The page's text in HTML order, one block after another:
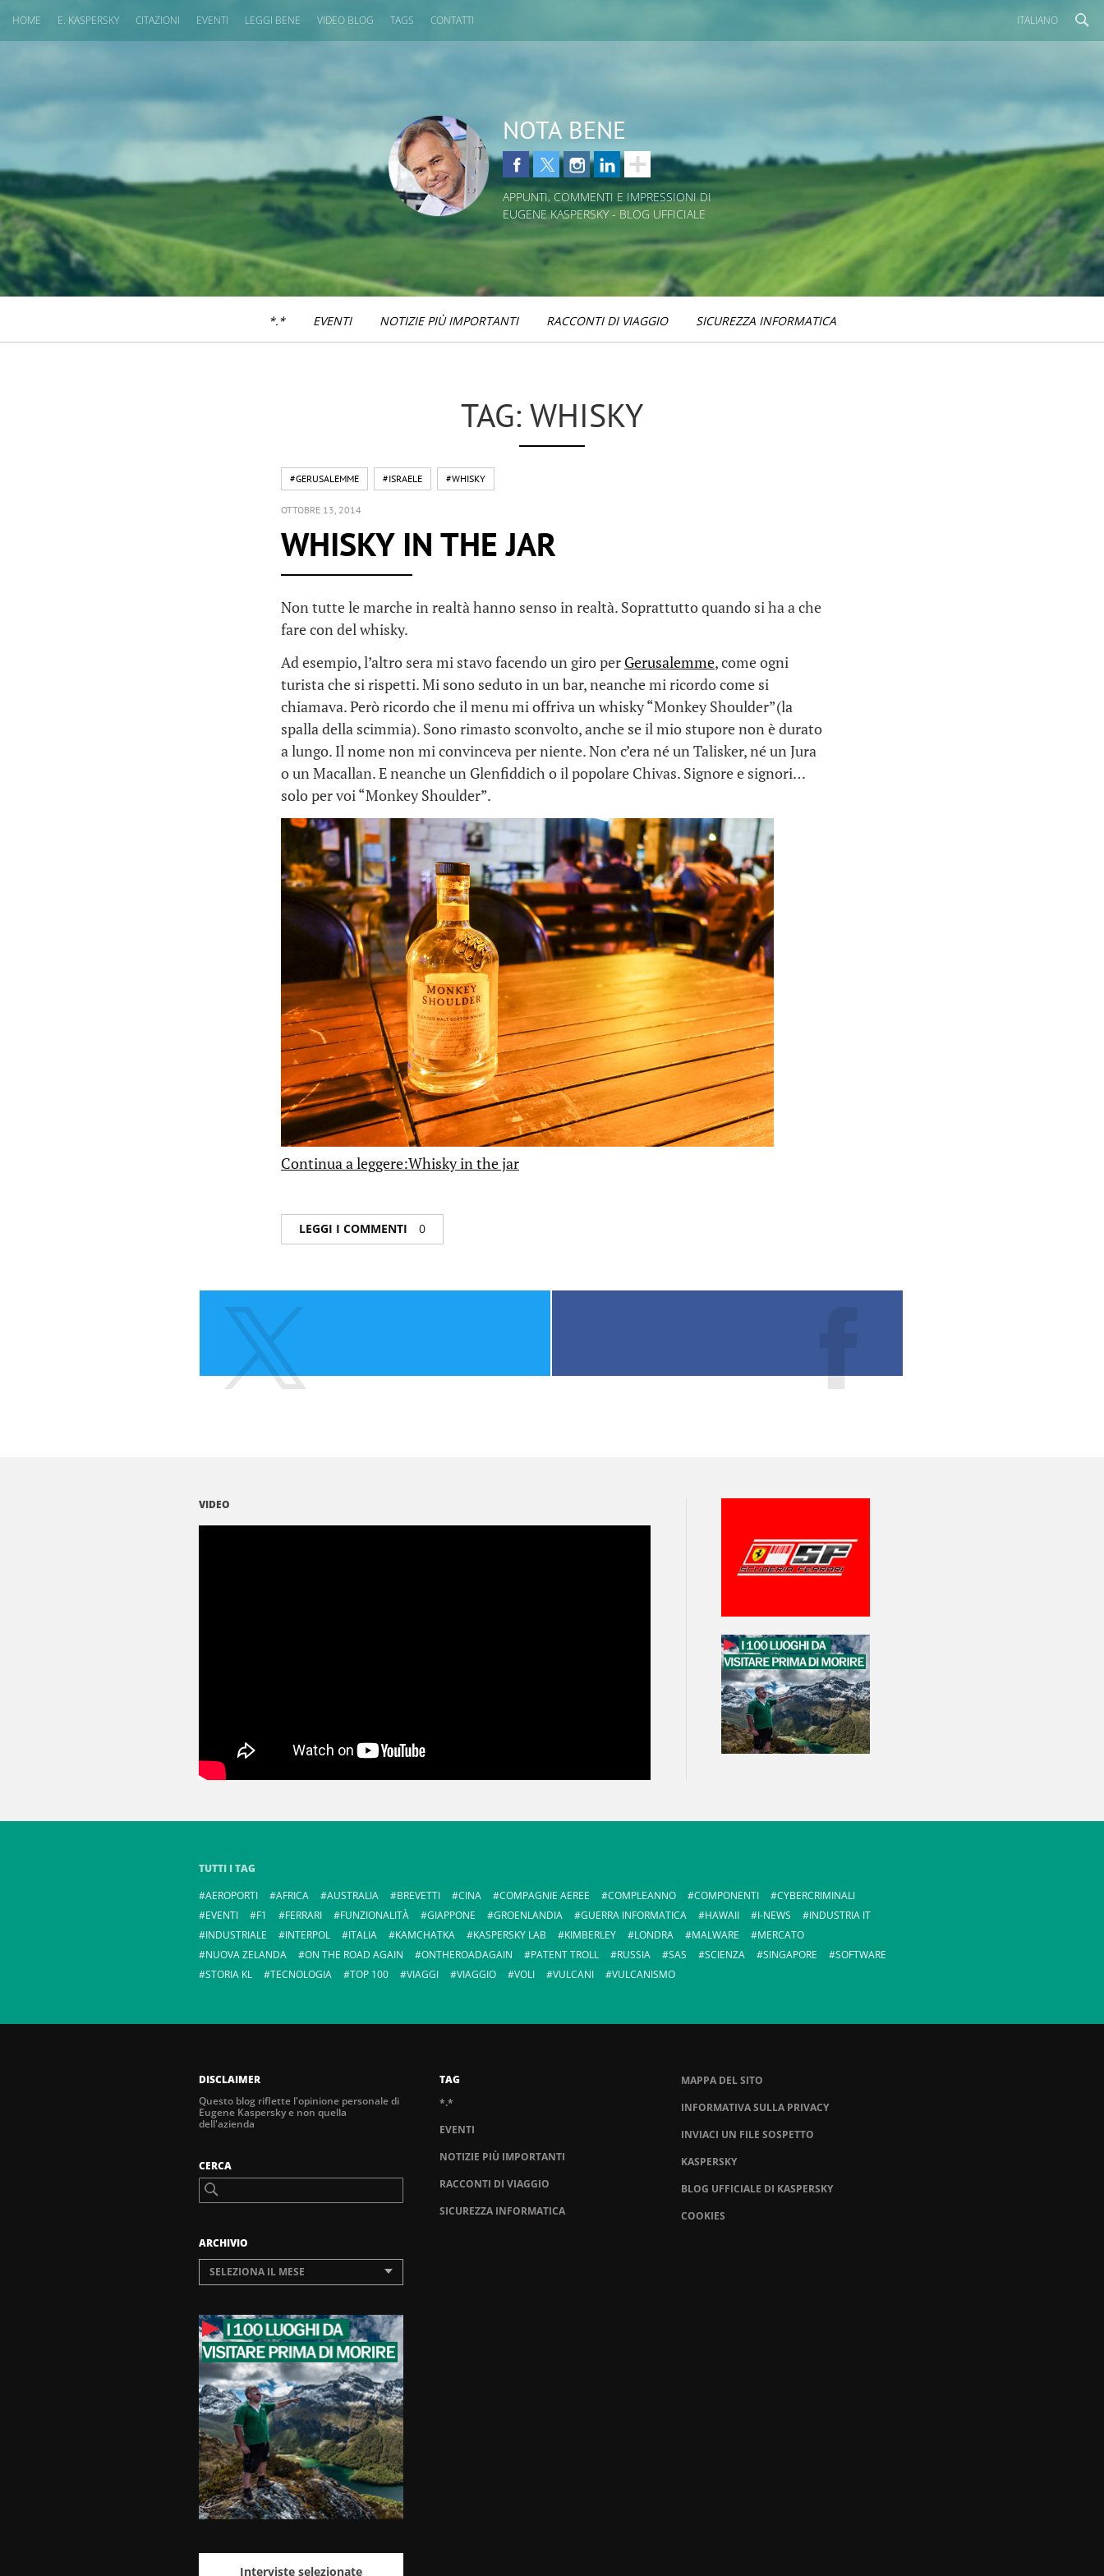
HOME E. KASPERSKY CITAZIONI EVENTI LEGGI BENE VIDEO BLOG TAGS CONTATTI ITALIANO
NOTA BENE
APPUNTI, COMMENTI E IMPRESSIONI DI
EUGENE KASPERSKY - BLOG UFFICIALE
*.* EVENTI NOTIZIE PIÙ IMPORTANTI RACCONTI DI VIAGGIO SICUREZZA INFORMATICA
TAG: WHISKY
#GERUSALEMME #ISRAELE #WHISKY
OTTOBRE 13, 2014
WHISKY IN THE JAR
Non tutte le marche in realtà hanno senso in realtà. Soprattutto quando si ha a che
fare con del whisky.
Ad esempio, l’altro sera mi stavo facendo un giro per Gerusalemme, come ogni
turista che si rispetti. Mi sono seduto in un bar, neanche mi ricordo come si
chiamava. Però ricordo che il menu mi offriva un whisky “Monkey Shoulder”(la
spalla della scimmia). Sono rimasto sconvolto, anche se il mio stupore non è durato
a lungo. Il nome non mi convinceva per niente. Non c’era né un Talisker, né un Jura
o un Macallan. E neanche un Glenfiddich o il popolare Chivas. Signore e signori…
solo per voi “Monkey Shoulder”.
Continua a leggere:Whisky in the jar
LEGGI I COMMENTI 0
VIDEO
TUTTI I TAG
AEROPORTI
AFRICA AUSTRALIA BREVETTI CINA COMPAGNIE AEREE COMPLEANNO COMPONENTI
CYBERCRIMINALI
EVENTI
F1 FERRARI FUNZIONALITÀ GIAPPONE GROENLANDIA GUERRA INFORMATICA HAWAII I-NEWS
INDUSTRIA IT
INDUSTRIALE
INTERPOL ITALIA KAMCHATKA KASPERSKY LAB KIMBERLEY LONDRA MALWARE
MERCATO
NUOVA ZELANDA
ON THE ROAD AGAIN ONTHEROADAGAIN PATENT TROLL RUSSIA SAS SCIENZA SINGAPORE
SOFTWARE
STORIA KL
TECNOLOGIA TOP 100 VIAGGI VIAGGIO VOLI VULCANI VULCANISMO
DISCLAIMER
Questo blog riflette l'opinione personale di
Eugene Kaspersky e non quella
dell'azienda
CERCA
ARCHIVIO
SELEZIONA IL MESE
Interviste selezionate
TAG
*.*
EVENTI
NOTIZIE PIÙ IMPORTANTI
RACCONTI DI VIAGGIO
SICUREZZA INFORMATICA
MAPPA DEL SITO
INFORMATIVA SULLA PRIVACY
INVIACI UN FILE SOSPETTO
KASPERSKY
BLOG UFFICIALE DI KASPERSKY
COOKIES